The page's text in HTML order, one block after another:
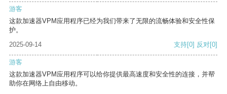
游客
这款加速器VPM应用程序已经为我们带来了无限的流畅体验和安全性保
护。
2025-09-14
支持[0] 反对[0]
游客
这款加速器VPM应用程序可以给你提供最高速度和安全性的连接，并帮
助你在网络上自由移动。